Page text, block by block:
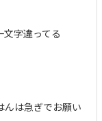
字違ってる
は急ぎでお願い